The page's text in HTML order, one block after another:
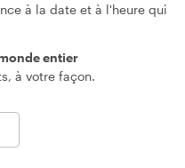
à la date et à l'heure qui
entier
à votre façon.